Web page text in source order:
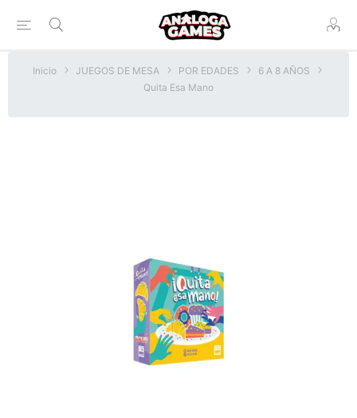
Inicio JUEGOS DE MESA POR EDADES
6 A 8 AÑOS
Quita Esa Mano